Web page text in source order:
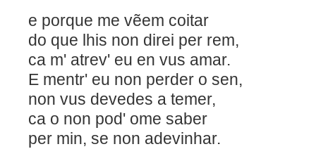
e porque me vẽem coitar
do que lhis non direi per rem,
ca m' atrev' eu en vus
E mentr' eu non perder o sen,
non vus devedes a temer,
ca o non pod' ome saber
per min, se non adevinhar.